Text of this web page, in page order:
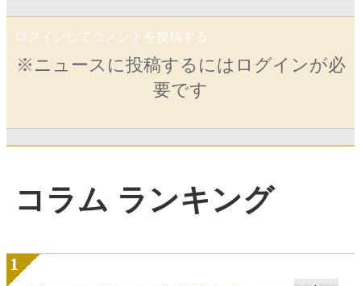
ログインしてコメントを投稿する
※ニュースに投稿するにはログインが必
要です
コラム ランキング